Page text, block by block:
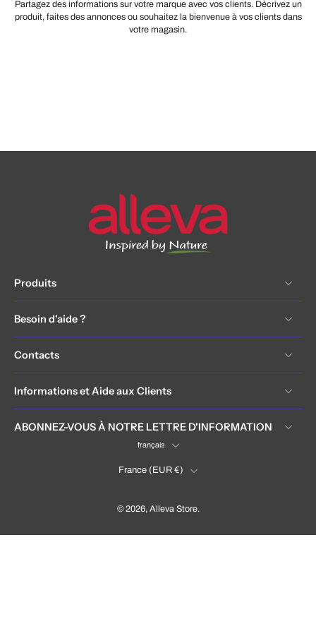
Partagez des informations sur votre marque avec vos clients. Décrivez un
produit, faites des annonces ou souhaitez la bienvenue à vos clients dans
votre magasin.
Produits
Besoin d'aide ?
Contacts
Informations et Aide aux Clients
ABONNEZ-VOUS À NOTRE LETTRE D'INFORMATION
français
France ‎(EUR €)‎
© 2026, Alleva Store.